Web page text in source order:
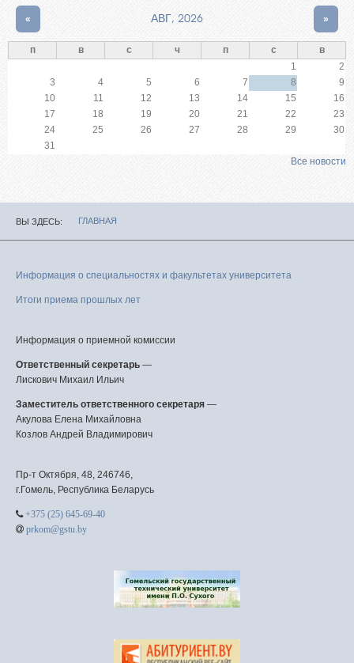
АВГ, 2026
« »
п в с ч п с
в
1
2
3
4 5 6 7 8
9
10
11 12 13 14 15
16
17
18 19 20 21 22
23
24
25 26 27 28 29
30
31
Все новости
ВЫ ЗДЕСЬ ГЛАВНАЯ
Информация о специальностях и факультетах университета
Итоги приема прошлых лет
Информация о приемной комиссии
Ответственный секретарь —
Лискович Михаил Ильич
Заместитель ответственного секретаря —
Акулова Елена Михайловна
Козлов Андрей Владимирович
Пр-т Октября, 48, 246746,
г.Гомель, Республика Беларусь
+375 (25) 645-69-40
prkom@gstu.by